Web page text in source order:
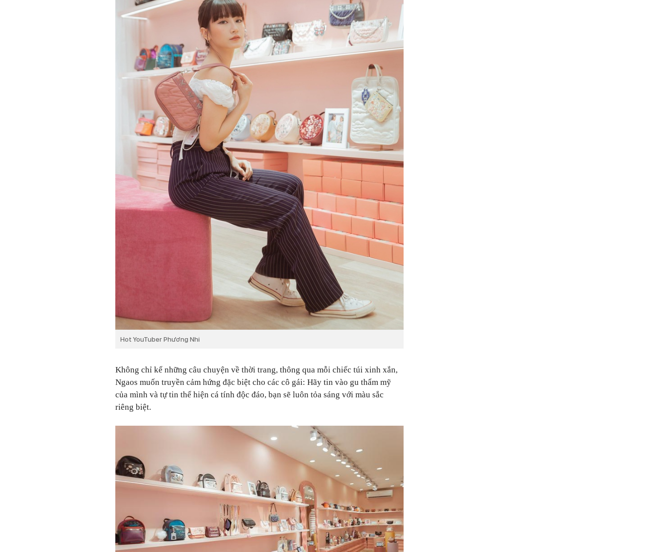
Hot YouTuber Phương Nhi
Không chỉ kể những câu chuyện về thời trang, thông qua mỗi chiếc túi xinh xắn,
Ngaos muốn truyền cảm hứng đặc biệt cho các cô gái: Hãy tin vào gu thẩm mỹ
của mình và tự tin thể hiện cá tính độc đáo, bạn sẽ luôn tỏa sáng với màu sắc
riêng biệt.